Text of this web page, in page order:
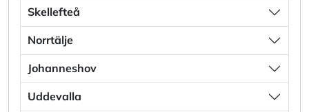
Skellefteå
Norrtälje
Johanneshov
Uddevalla